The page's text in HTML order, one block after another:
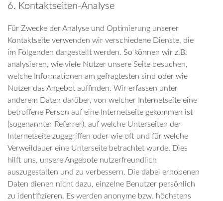
6. Kontaktseiten-Analyse
Für Zwecke der Analyse und Optimierung unserer
Kontaktseite verwenden wir verschiedene Dienste, die
im Folgenden dargestellt werden. So können wir z.B.
analysieren, wie viele Nutzer unsere Seite besuchen,
welche Informationen am gefragtesten sind oder wie
Nutzer das Angebot auffinden. Wir erfassen unter
anderem Daten darüber, von welcher Internetseite eine
betroffene Person auf eine Internetseite gekommen ist
(sogenannter Referrer), auf welche Unterseiten der
Internetseite zugegriffen oder wie oft und für welche
Verweildauer eine Unterseite betrachtet wurde. Dies
hilft uns, unsere Angebote nutzerfreundlich
auszugestalten und zu verbessern. Die dabei erhobenen
Daten dienen nicht dazu, einzelne Benutzer persönlich
zu identifizieren. Es werden anonyme bzw. höchstens